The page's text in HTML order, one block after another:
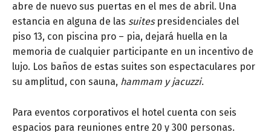
abre de nuevo sus puertas en el mes de abril. Una
estancia en alguna de las suitespresidenciales del
piso 13, con piscina pro – pia, dejará huella en la
memoria de cualquier participante en un incentivo de
lujo. Los baños de estas suites son espectaculares por
su amplitud, con sauna, hammam y jacuzzi.
Para eventos corporativos el hotel cuenta con seis
espacios para reuniones entre 20 y 300 personas.